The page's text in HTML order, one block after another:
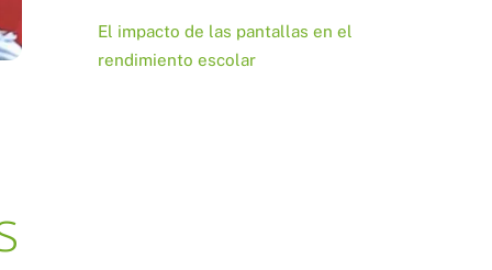
El impacto de las pantallas en el
rendimiento escolar